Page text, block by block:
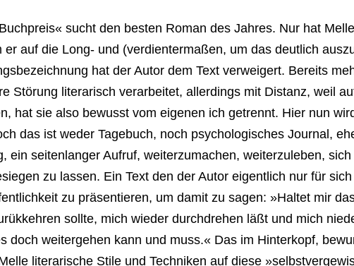
sucht den besten Roman des Jahres. Nur hat
er auf die Long- und (verdientermaßen, um das deutlich
hat der Autor dem Text verweigert. Bereits
Störung literarisch verarbeitet, allerdings mit Distanz, weil
hat sie also bewusst vom eigenen ich getrennt. Hier nun
das ist weder Tagebuch, noch psychologisches Journal,
ein seitenlanger Aufruf, weiterzumachen, weiterzuleben,
zu lassen. Ein Text den der Autor eigentlich nur für
zu präsentieren, um damit zu sagen: »Haltet mir
sollte, mich wieder durchdrehen läßt und mich
doch weitergehen kann und muss.« Das im Hinterkopf,
literarische Stile und Techniken auf diese